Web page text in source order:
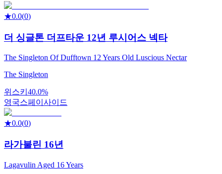
★0.0(0)
더 싱글톤 더프타운 12년 루시어스 넥타
The Singleton Of Dufftown 12 Years Old Luscious Nectar
The Singleton
위스키 40.0%
영국스페이사이드
★0.0(0)
라가불린 16년
Lagavulin Aged 16 Years